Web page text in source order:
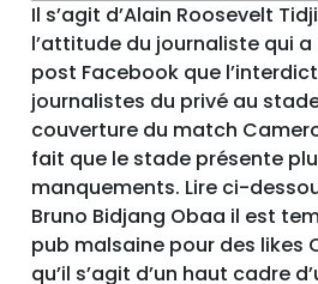
Il s’agit d’Alain Roosevelt
l’attitude du journaliste qui
post Facebook que
journalistes du privé au
couverture du match
fait que le stade présente
manquements. Lire ci-
Bruno Bidjang Obaa il est
pub malsaine pour des likes
qu’il s’agit d’un haut cadre